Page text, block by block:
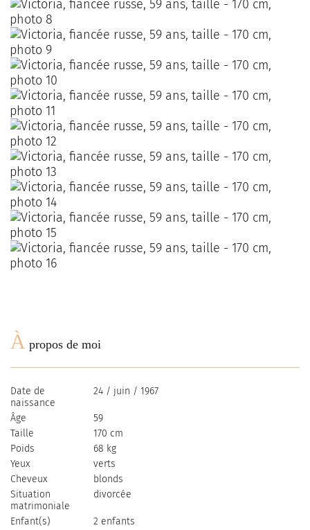
À propos de moi
Date de
naissance
24 / juin / 1967
Âge
59
Taille
170 cm
Poids
68 kg
Yeux
verts
Cheveux
blonds
Situation
matrimoniale
divorcée
Enfant(s)
2 enfants